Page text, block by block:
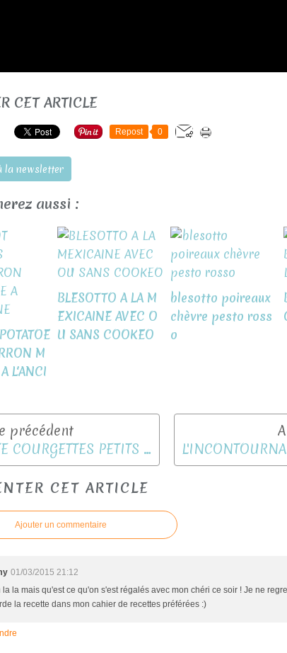
CET ARTICLE
Repost 0
la newsletter
aussi :
M
L'ANCI
BLESOTTO A LA M
EXICAINE AVEC O
U SANS COOKEO
blesotto poireaux
chèvre pesto ross
o
VELOUTE COURGETTES PETITS POIS
CET ARTICLE
Ajouter un commentaire
01/03/2015 21:12
la la mais qu'est ce qu'on s'est régalés avec mon chéri ce soir ! Je ne
la recette dans mon cahier de recettes préférées :)